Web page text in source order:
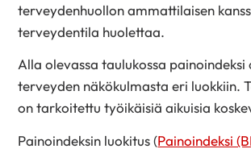
terveydenhuollon ammattilaisen
terveydentila huolettaa.
Alla olevassa taulukossa painoindeksi
terveyden näkökulmasta eri luokkiin.
on tarkoitettu työikäisiä aikuisia
Painoindeksin luokitus (Painoindeksi